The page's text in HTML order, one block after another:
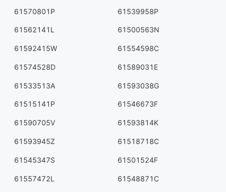
61570801P 61539958P
61562141L 61500563N
61592415W 61554598C
61574528D 61589031E
61533513A 61593038G
61515141P 61546673F
61590705V 61593814K
61593945Z 61518718C
61545347S 61501524F
61557472L 61548871C